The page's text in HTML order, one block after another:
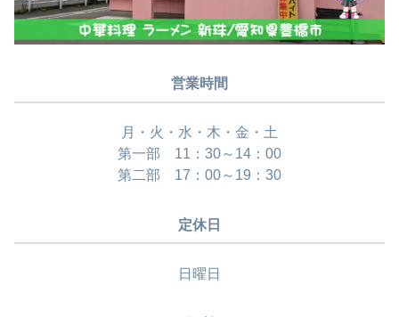
営業時間
月・火・水・木・金・土
第一部 11：30～14：00
第二部 17：00～19：30
定休日
日曜日